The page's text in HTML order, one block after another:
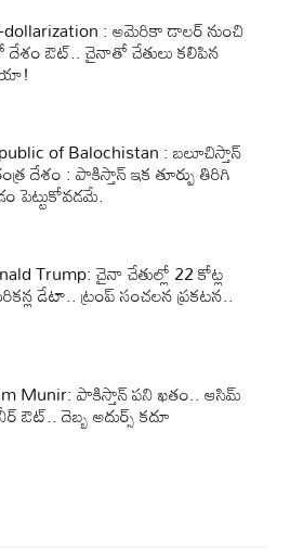
dollarization : అమెరికా డాలర్‌ నుంచి
ఔట్‌.. చైనాతో చేతులు కలిపిన
of Balochistan : బలూచిస్తాన్
దేశం : పాకిస్తాన్ ఇక తూర్పు తిరిగి
పెట్టుకోవడమే.
Trump: చైనా చేతుల్లో 22 కోట్ల
డేటా.. ట్రంప్‌ సంచలన ప్రకటన..
Munir: పాకిస్తాన్‌ పని ఖతం.. ఆసిమ్‌
ఔట్‌.. దెబ్బ అదుర్స్‌ కదూ